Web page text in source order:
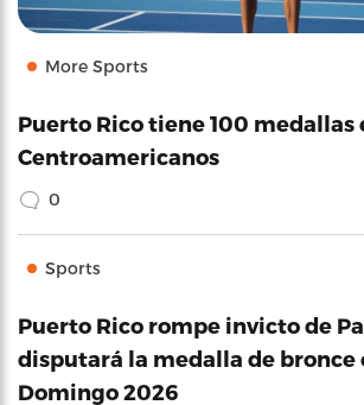
More Sports
Puerto Rico tiene 100 medallas
Centroamericanos
0
Sports
Puerto Rico rompe invicto de
disputará la medalla de bronce
Domingo 2026